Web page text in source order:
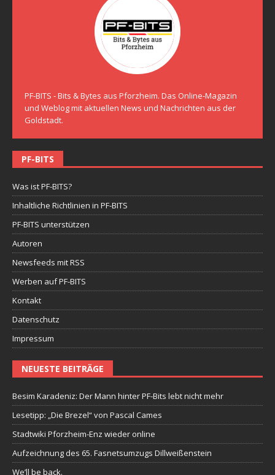
PF-BITS - Bits & Bytes aus Pforzheim. Das Online-Magazin
und Weblog mit aktuellen News und Nachrichten aus der
Goldstadt.
PF-BITS
Was ist PF-BITS?
Inhaltliche Richtlinien in PF-BITS
PF-BITS unterstützen
Autoren
Newsfeeds mit RSS
Werben auf PF-BITS
Kontakt
Datenschutz
Impressum
NEUESTE BEITRÄGE
Besim Karadeniz: Der Mann hinter PF-Bits lebt nicht mehr
Lesetipp: „Die Brezel“ von Pascal Cames
Stadtwiki Pforzheim-Enz wieder online
Aufzeichnung des 65. Fasnetsumzugs Dillweißenstein
We’ll be back.